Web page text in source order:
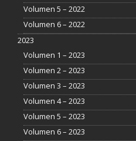
Volumen 5 – 2022
Volumen 6 – 2022
2023
Volumen 1 – 2023
Volumen 2 – 2023
Volumen 3 – 2023
Volumen 4 – 2023
Volumen 5 – 2023
Volumen 6 – 2023